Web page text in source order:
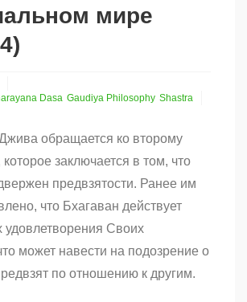
мире
Dasa Gaudiya Philosophy Shastra
обращается ко второму
заключается в том, что
предвзятости. Ранее им
что Бхагаван действует
удовлетворения Своих
может навести на подозрение о
по отношению к другим.